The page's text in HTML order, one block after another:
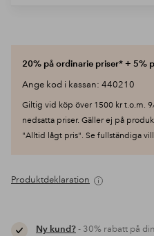
20% på ordinarie priser* + 5%
Ange kod i kassan: 440210
Giltig vid köp över 1500 kr t.o.m.
nedsatta priser. Gäller ej på
"Alltid lågt pris". Se fullständiga
Produktdeklaration
Ny kund?- 30% rabatt på